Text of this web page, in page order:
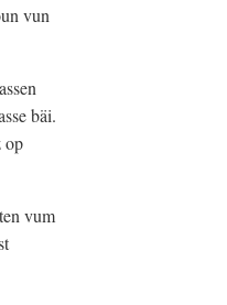
vun
bäi.
op
vum